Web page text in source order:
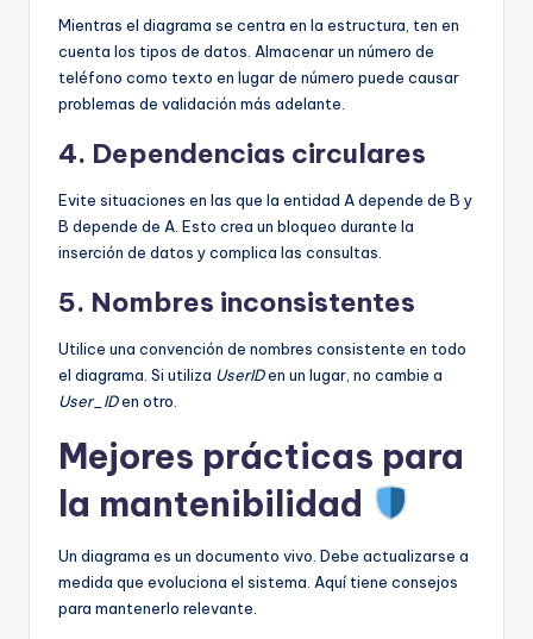
Mientras el diagrama se centra en la estructura, ten en
cuenta los tipos de datos. Almacenar un número de
teléfono como texto en lugar de número puede causar
problemas de validación más adelante.
4. Dependencias circulares
Evite situaciones en las que la entidad A depende de B y
B depende de A. Esto crea un bloqueo durante la
inserción de datos y complica las consultas.
5. Nombres inconsistentes
Utilice una convención de nombres consistente en todo
el diagrama. Si utiliza UserIDen un lugar, no cambie a
User_IDen otro.
Mejores prácticas para
la mantenibilidad
Un diagrama es un documento vivo. Debe actualizarse a
medida que evoluciona el sistema. Aquí tiene consejos
para mantenerlo relevante.